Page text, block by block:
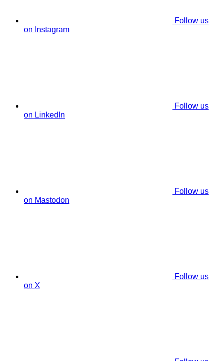
Follow us
on Instagram
Follow us
on LinkedIn
Follow us
on Mastodon
Follow us
on X